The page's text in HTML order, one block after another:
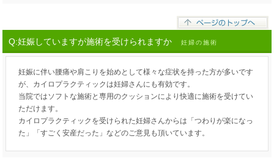
Q:妊娠していますが施術を受けられますか 妊婦の施術
妊娠に伴い腰痛や肩こりを始めとして様々な症状を持った方が多いです
が、カイロプラクティックは妊婦さんにも有効です。
当院ではソフトな施術と専用のクッションにより快適に施術を受けてい
ただけます。
カイロプラクティックを受けられた妊婦さんからは「つわりが楽になっ
た」「すごく安産だった」などのご意見も頂いています。